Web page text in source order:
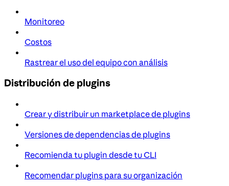
Monitoreo
Costos
Rastrear el uso del equipo con análisis
Distribución de plugins
Crear y distribuir un marketplace de plugins
Versiones de dependencias de plugins
Recomienda tu plugin desde tu CLI
Recomendar plugins para su organización